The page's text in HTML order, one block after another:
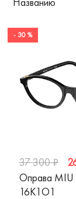
- 30 %
37 300 ₽
Оправа
16K1O1